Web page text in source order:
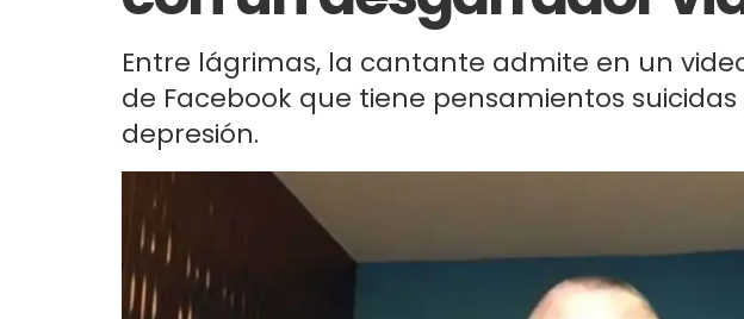
Entre lágrimas, la cantante admite en un
de Facebook que tiene pensamientos
depresión.